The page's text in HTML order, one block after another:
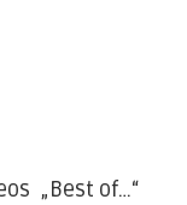
„Best of…“